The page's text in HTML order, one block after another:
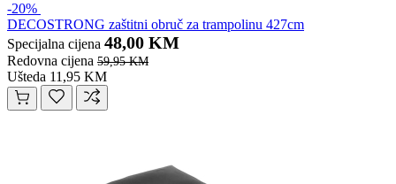
-20%
DECOSTRONG zaštitni obruč za trampolinu 427cm
Specijalna cijena 48,00 KM
Redovna cijena 59,95 KM
Ušteda 11,95 KM